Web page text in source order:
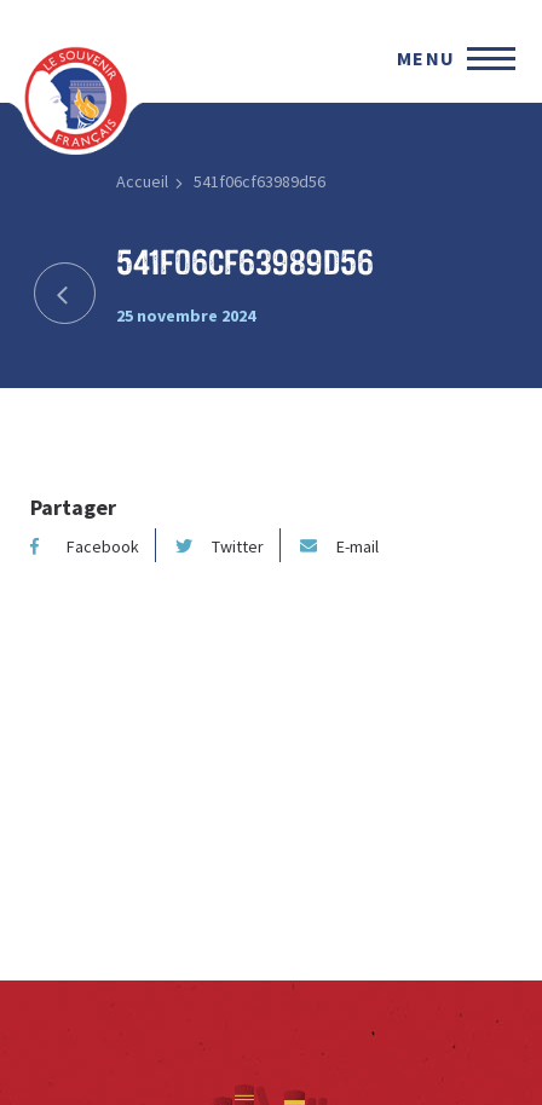
MENU
Accueil 541f06cf63989d56
541f06cf63989d56
25 novembre 2024
Partager
Facebook Twitter E-mail